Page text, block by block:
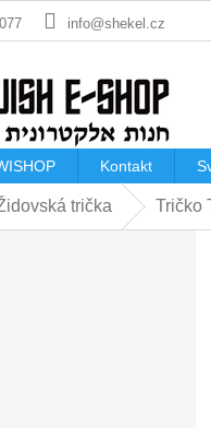
info@shekel.cz
Kontakt
trička Tričko